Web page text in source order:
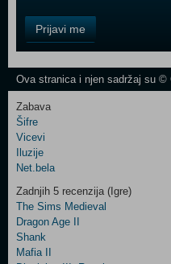
Field
One
Newsletter
Control
Field
Two
Newsletter
Control
Field
Prijavi me
Ova stranica i njen sadržaj su ©
Zabava
Šifre
Vicevi
Iluzije
Net.bela
Zadnjih 5 recenzija (Igre)
The Sims Medieval
Dragon Age II
Shank
Mafia II